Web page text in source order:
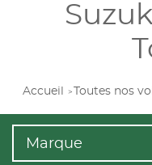
Accueil Toutes nos
Marque